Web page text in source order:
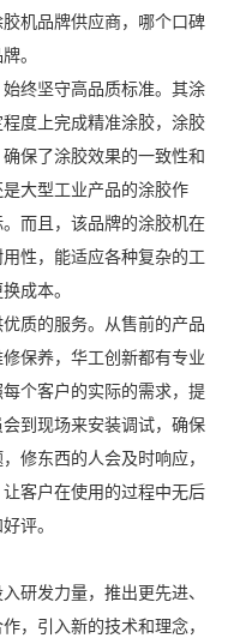
机品牌供应商，哪个口碑
。
终坚守高品质标准。其涂
度上完成精准涂胶，涂胶
保了涂胶效果的一致性和
大型工业产品的涂胶作
而且，该品牌的涂胶机在
性，能适应各种复杂的工
成本。
质的服务。从售前的产品
保养，华工创新都有专业
个客户的实际的需求，提
到现场来安装调试，确保
修东西的人会及时响应，
客户在使用的过程中无后
评。
发力量，推出更先进、
，引入新的技术和理念，